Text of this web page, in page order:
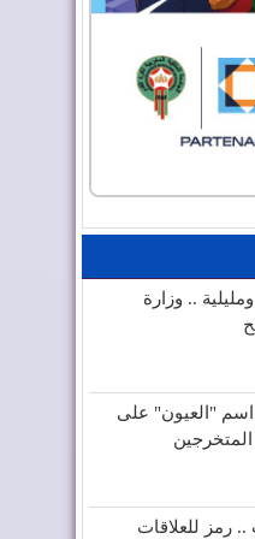
.. وزارة
اسم "العيون" على
رمز للعلاقات